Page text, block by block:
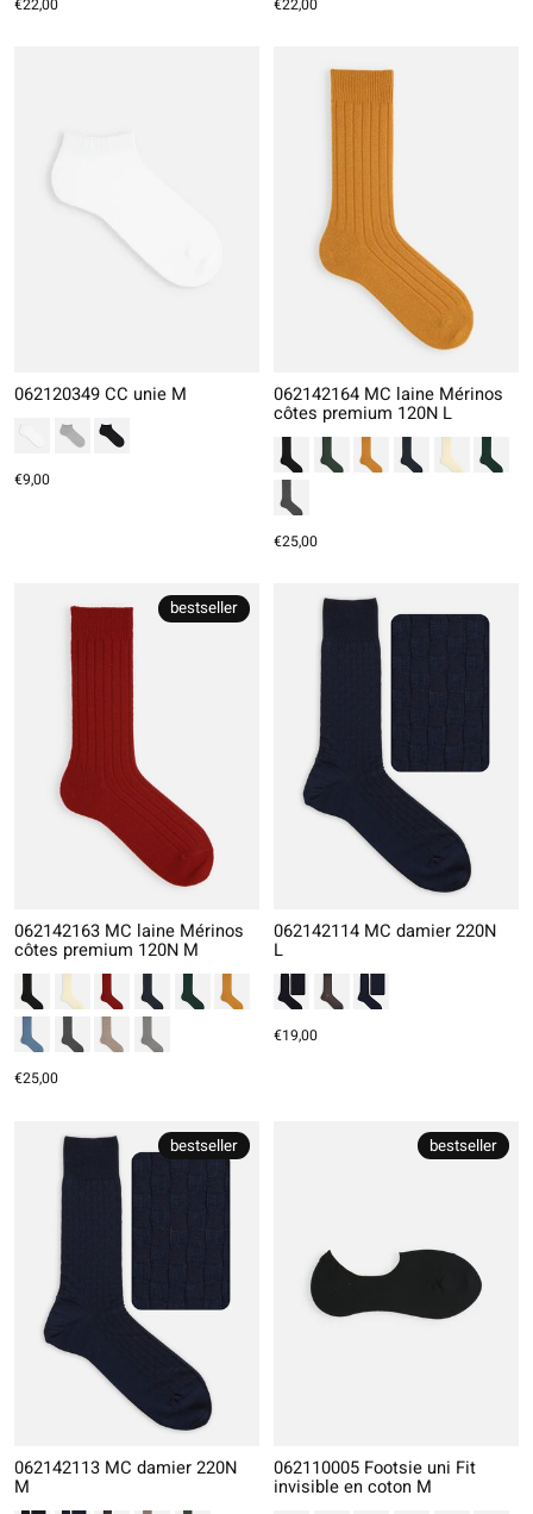
€22,00 €22,00
062120349 CC unie M
€9,00
062142164 MC laine Mérinos
côtes premium 120N L
€25,00
bestseller
062142163 MC laine Mérinos
côtes premium 120N M
€25,00
062142114 MC damier 220N
L
€19,00
bestseller
062142113 MC damier 220N
M
bestseller
062110005 Footsie uni Fit
invisible en coton M